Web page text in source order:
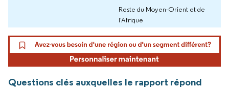
Reste du Moyen-Orient et de
l'Afrique
Questions clés auxquelles le rapport répond